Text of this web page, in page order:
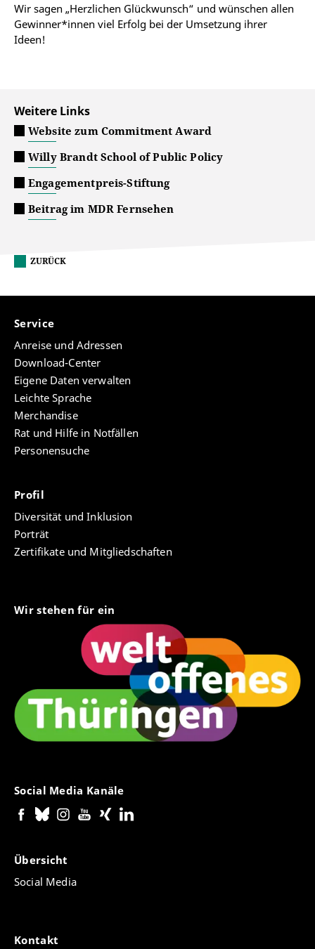
Wir sagen „Herzlichen Glückwunsch“ und wünschen allen
Gewinner*innen viel Erfolg bei der Umsetzung ihrer
Ideen!
Weitere Links
Website zum Commitment Award
Willy Brandt School of Public Policy
Engagementpreis-Stiftung
Beitrag im MDR Fernsehen
ZURÜCK
Service
Anreise und Adressen
Download-Center
Eigene Daten verwalten
Leichte Sprache
Merchandise
Rat und Hilfe in Notfällen
Personensuche
Profil
Diversität und Inklusion
Porträt
Zertifikate und Mitgliedschaften
Wir stehen für ein
Social Media Kanäle
Übersicht
Social Media
Kontakt